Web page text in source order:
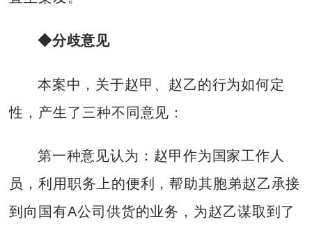
◆分歧意见
本案中，关于赵甲、赵乙的行为如何定
性，产生了三种不同意见：
第一种意见认为：赵甲作为国家工作人
员，利用职务上的便利，帮助其胞弟赵乙承接
到向国有A公司供货的业务，为赵乙谋取到了